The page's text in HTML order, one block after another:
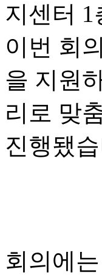
지센터
이번 회
을 지원
리로 맞
진행됐
회의에